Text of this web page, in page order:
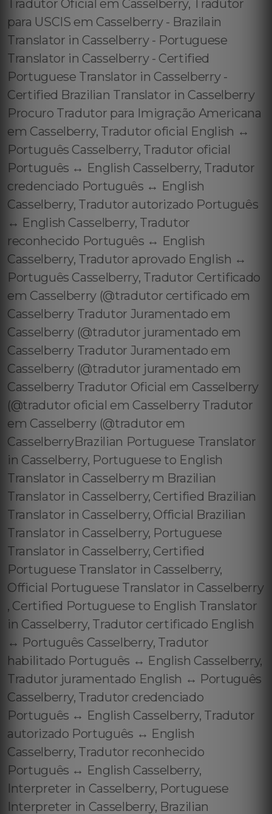
Tradutor Oficial em Casselberry, Tradutor
para USCIS em Casselberry - Brazilain
Translator in Casselberry - Portuguese
Translator in Casselberry - Certified
Portuguese Translator in Casselberry -
Certified Brazilian Translator in Casselberry
Procuro Tradutor para Imigração Americana
em Casselberry, Tradutor oficial English ↔️
Português Casselberry, Tradutor oficial
Português ↔️ English Casselberry, Tradutor
credenciado Português ↔️ English
Casselberry, Tradutor autorizado Português
↔️ English Casselberry, Tradutor
reconhecido Português ↔️ English
Casselberry, Tradutor aprovado English ↔️
Português Casselberry, Tradutor Certificado
em Casselberry (@tradutor certificado em
Casselberry Tradutor Juramentado em
Casselberry (@tradutor juramentado em
Casselberry Tradutor Juramentado em
Casselberry (@tradutor juramentado em
Casselberry Tradutor Oficial em Casselberry
(@tradutor oficial em Casselberry Tradutor
em Casselberry (@tradutor em
CasselberryBrazilian Portuguese Translator
in Casselberry, Portuguese to English
Translator in Casselberry m Brazilian
Translator in Casselberry, Certified Brazilian
Translator in Casselberry, Official Brazilian
Translator in Casselberry, Portuguese
Translator in Casselberry, Certified
Portuguese Translator in Casselberry,
Official Portuguese Translator in Casselberry
, Certified Portuguese to English Translator
in Casselberry, Tradutor certificado English
↔️ Português Casselberry, Tradutor
habilitado Português ↔️ English Casselberry,
Tradutor juramentado English ↔️ Português
Casselberry, Tradutor credenciado
Português ↔️ English Casselberry, Tradutor
autorizado Português ↔️ English
Casselberry, Tradutor reconhecido
Português ↔️ English Casselberry,
Interpreter in Casselberry, Portuguese
Interpreter in Casselberry, Brazilian